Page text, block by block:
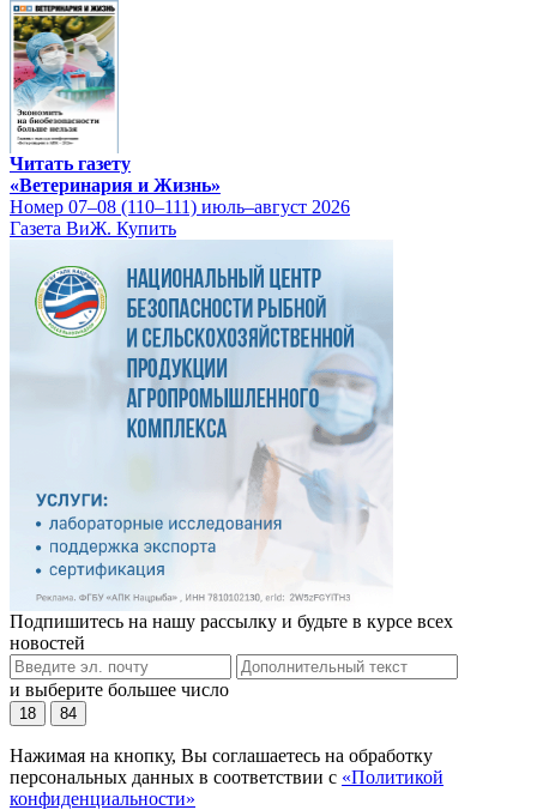
Читать газету
«Ветеринария и Жизнь»
Номер 07–08 (110–111) июль–август 2026
Газета ВиЖ. Купить
Подпишитесь на нашу рассылку и будьте в курсе всех
новостей
и выберите большее число
18 84
Нажимая на кнопку, Вы соглашаетесь на обработку
персональных данных в соответствии с «Политикой
конфиденциальности»